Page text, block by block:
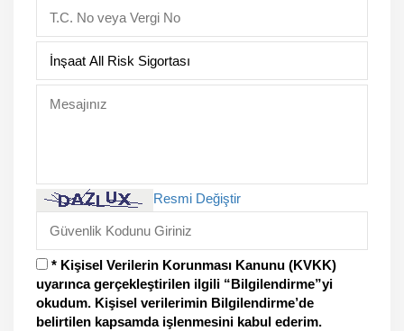
Resmi Değiştir
* Kişisel Verilerin Korunması Kanunu (KVKK)
uyarınca gerçekleştirilen ilgili “Bilgilendirme”yi
okudum. Kişisel verilerimin Bilgilendirme’de
belirtilen kapsamda işlenmesini kabul ederim.